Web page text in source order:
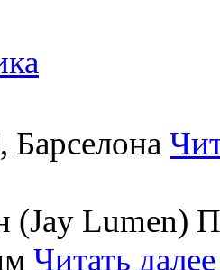
Барселона
Lumen)
Читать далее